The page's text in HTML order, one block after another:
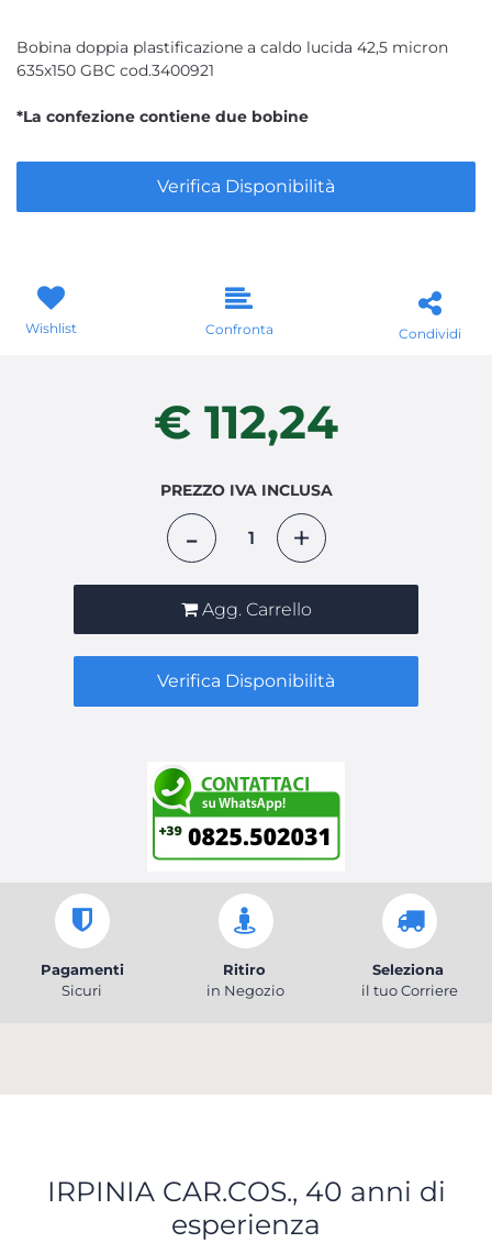
Bobina doppia plastificazione a caldo lucida 42,5 micron
635x150 GBC cod.3400921
*La confezione contiene due bobine
Verifica Disponibilità
Wishlist Confronta Condividi
€ 112,24
PREZZO IVA INCLUSA
Agg. Carrello
Verifica Disponibilità
Pagamenti
Sicuri
Ritiro
in Negozio
Seleziona
il tuo Corriere
IRPINIA CAR.COS., 40 anni di
esperienza
Scopri tutti i servizi che ti abbiamo dedicato